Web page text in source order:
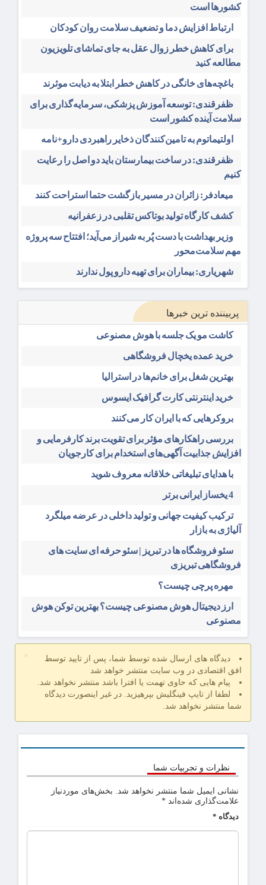
کشورها است
ارتباط افزایش دما و تضعیف سلامت روان کودکان
برای کاهش خطر زوال عقل به جای تماشای تلویزیون
مطالعه کنید
باغچه‌های خانگی در کاهش خطر ابتلا به دیابت موثرند
ظفرقندی: توسعه آموزش پزشکی، سرمایه‌گذاری برای
سلامت آینده کشور است
اولتیماتوم به تامین‌کنندگان ذخایر راهبردی دارو+نامه
ظفرقندی: در ساخت بیمارستان باید دو اصل را رعایت
کنیم
میعادفر: زائران در مسیر بازگشت حتما استراحت کنند
کشف کارگاه تولید بوتاکس تقلبی در زعفرانیه
وزیر بهداشت با دست پُر به شیراز می‌آید؛ افتتاح سه پروژه
مهم سلامت‌محور
شهریاری: بیماران برای تهیه دارو پول ندارند
پربیننده ترین خبرها
کاشت مو یک جلسه با هوش مصنوعی
خرید عمده یخچال فروشگاهی
بهترین شغل برای خانم‌ها در استرالیا
خرید اینترنتی کارت گرافیک ایسوس
بروکرهایی‌ که با ایران کار می‌کنند
بررسی راهکارهای مؤثر برای تقویت برند کارفرمایی و
افزایش جذابیت آگهی‌های استخدام برای کارجویان
با هدایای تبلیغاتی خلاقانه معروف شوید
4 یخساز ایرانی برتر
ترکیب کیفیت جهانی و تولید داخلی در عرضه میلگرد
آلیاژی به بازار
سئو فروشگاه‌ ها در تبریز | سئو حرفه ای سایت های
فروشگاهی تبریزی
مهره پرچی چیست؟
ارز دیجیتال هوش مصنوعی چیست؟ بهترین توکن هوش
مصنوعی
×
دیدگاه های ارسال شده توسط شما، پس از تایید توسط
افق اقتصادی در وب سایت منتشر خواهد شد
پیام هایی که حاوی تهمت یا افترا باشد منتشر نخواهد شد.
لطفا از تایپ فینگلیش بپرهیزید. در غیر اینصورت دیدگاه
شما منتشر نخواهد شد.
نظرات و تجربیات شما
نشانی ایمیل شما منتشر نخواهد شد.
بخش‌های موردنیاز
علامت‌گذاری شده‌اند *
دیدگاه *